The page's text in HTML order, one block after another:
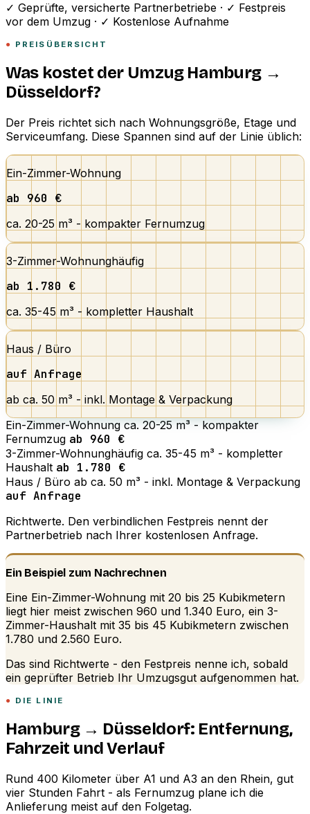
✓ Geprüfte, versicherte Partnerbetriebe · ✓ Festpreis
vor dem Umzug · ✓ Kostenlose Aufnahme
PREISÜBERSICHT
Was kostet der Umzug Hamburg →
Düsseldorf?
Der Preis richtet sich nach Wohnungsgröße, Etage und
Serviceumfang. Diese Spannen sind auf der Linie üblich:
Ein-Zimmer-Wohnung
ab 960 €
ca. 20-25 m³ - kompakter Fernumzug
3-Zimmer-Wohnunghäufig
ab 1.780 €
ca. 35-45 m³ - kompletter Haushalt
Haus / Büro
auf Anfrage
ab ca. 50 m³ - inkl. Montage & Verpackung
Ein-Zimmer-Wohnung ca. 20-25 m³ - kompakter
Fernumzug ab 960 €
3-Zimmer-Wohnunghäufig ca. 35-45 m³ - kompletter
Haushalt ab 1.780 €
Haus / Büro ab ca. 50 m³ - inkl. Montage & Verpackung
auf Anfrage
Richtwerte. Den verbindlichen Festpreis nennt der
Partnerbetrieb nach Ihrer kostenlosen Anfrage.
Ein Beispiel zum Nachrechnen
Eine Ein-Zimmer-Wohnung mit 20 bis 25 Kubikmetern
liegt hier meist zwischen 960 und 1.340 Euro, ein 3-
Zimmer-Haushalt mit 35 bis 45 Kubikmetern zwischen
1.780 und 2.560 Euro.
Das sind Richtwerte - den Festpreis nenne ich, sobald
ein geprüfter Betrieb Ihr Umzugsgut aufgenommen hat.
DIE LINIE
Hamburg → Düsseldorf: Entfernung,
Fahrzeit und Verlauf
Rund 400 Kilometer über A1 und A3 an den Rhein, gut
vier Stunden Fahrt - als Fernumzug plane ich die
Anlieferung meist auf den Folgetag.